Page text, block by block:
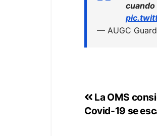
— AUGC
La OMS
Covid-19 se